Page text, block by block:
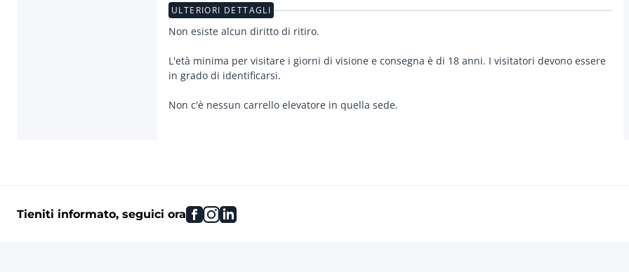
ULTERIORI DETTAGLI
Non esiste alcun diritto di ritiro.
L'età minima per visitare i giorni di visione e consegna è di 18 anni. I visitatori devono essere
in grado di identificarsi.
Tieniti informato, seguici ora facebook
instagram
linkedin